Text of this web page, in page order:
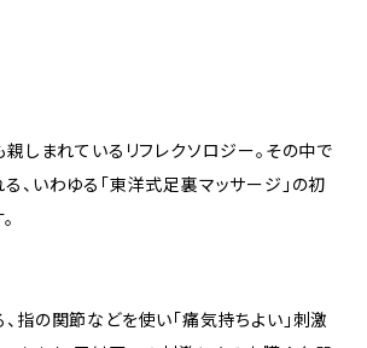
親しまれているリフレクソロジー。その中で
、いわゆる「東洋式足裏マッサージ」の初
指の関節などを使い「痛気持ちよい」刺激